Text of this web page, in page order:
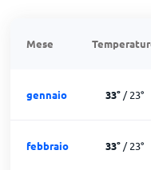
Mese
gennaio 33°/23°
febbraio 33°/23°